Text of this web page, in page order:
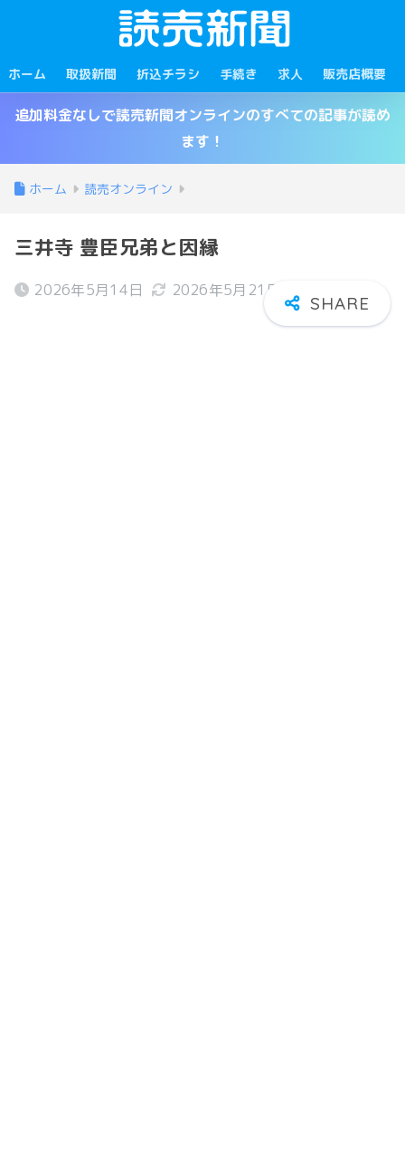
ホーム 取扱新聞 折込チラシ 手続き 求人 販売店概要
追加料金なしで読売新聞オンラインのすべての記事が読め
ます！
ホーム 読売オンライン
三井寺 豊臣兄弟と因縁
2026年5月14日 2026年5月21日